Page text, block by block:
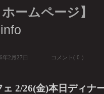
ームページ】
年2月27日 コメント( 0 ）
2/26(金)本日ディナ